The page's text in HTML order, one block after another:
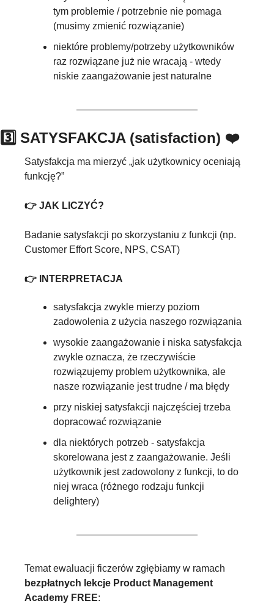
tym problemie / potrzebnie nie pomaga
(musimy zmienić rozwiązanie)
niektóre problemy/potrzeby użytkowników
raz rozwiązane już nie wracają - wtedy
niskie zaangażowanie jest naturalne
3️⃣ SATYSFAKCJA (satisfaction) ❤️
Satysfakcja ma mierzyć „jak użytkownicy oceniają
funkcję?”
👉 JAK LICZYĆ?
Badanie satysfakcji po skorzystaniu z funkcji (np.
Customer Effort Score, NPS, CSAT)
👉 INTERPRETACJA
satysfakcja zwykle mierzy poziom
zadowolenia z użycia naszego rozwiązania
wysokie zaangażowanie i niska satysfakcja
zwykle oznacza, że rzeczywiście
rozwiązujemy problem użytkownika, ale
nasze rozwiązanie jest trudne / ma błędy
przy niskiej satysfakcji najczęściej trzeba
dopracować rozwiązanie
dla niektórych potrzeb - satysfakcja
skorelowana jest z zaangażowanie. Jeśli
użytkownik jest zadowolony z funkcji, to do
niej wraca (różnego rodzaju funkcji
delightery)
bezpłatnych lekcje Product Management
Academy FREE: